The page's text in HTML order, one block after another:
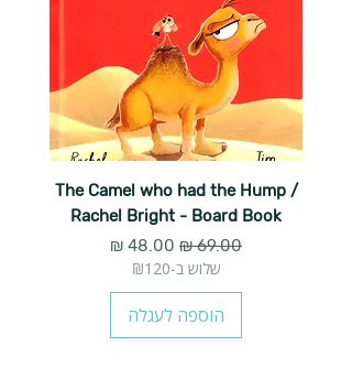
The Camel who had the Hump /
Rachel Bright - Board Book
מחיר רגיל מחיר מבצע
שלוש ב-₪120
הוספה לעגלה